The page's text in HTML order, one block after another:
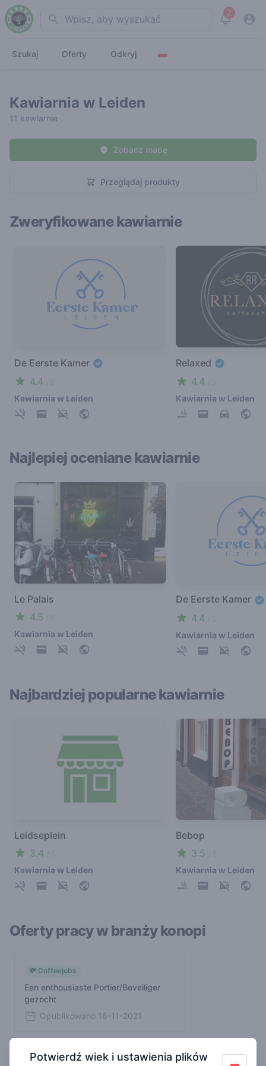
Search 2
View
Szukaj Oferty Odkryj
Kawiarnia w Leiden
11 kawiarnie
Przeglądaj produkty
Zobacz mapę
Zweryfikowane kawiarnie
De Eerste Kamer
4.4
Kawiarnia w Leiden
Relaxed
4.4
Kawiarnia w Leiden
Najlepiej oceniane kawiarnie
Le Palais
4.5
Kawiarnia w Leiden
De Eerste Kamer
4.4
Kawiarnia w Leiden
Najbardziej popularne kawiarnie
Leidseplein
3.4
Kawiarnia w Leiden
Bebop
3.5
Kawiarnia w Leiden
Oferty pracy w branży konopi
Een enthousiaste Portier/Beveiliger
gezocht
💸 Coffeejobs
Opublikowano 18-11-2021
Potwierdź wiek i ustawienia plików